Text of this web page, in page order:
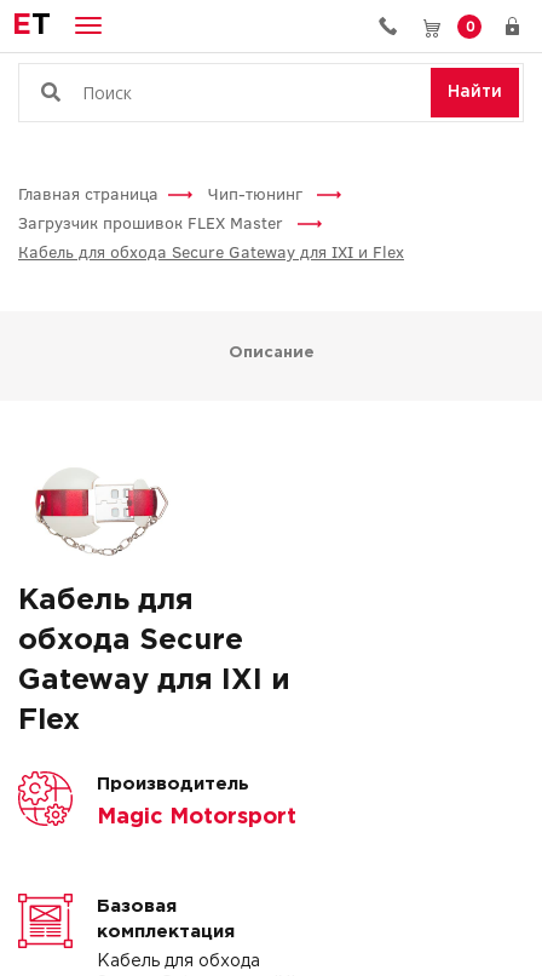
ET 0
Найти
Главная страница
Чип-тюнинг
Загрузчик прошивок FLEX Master
Кабель для обхода Secure Gateway для IXI и Flex
Описание
Кабель для
обхода Secure
Gateway для IXI и
Flex
Производитель
Magic Motorsport
Базовая
комплектация
Кабель для обхода